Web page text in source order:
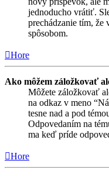
jednoducho vrátiť.
prechádzanie tím, že
spôsobom.
Hore
Ako môžem záložkovať
Môžete záložkovať
na odkaz v meno
tesne nad a pod
Odpovedaním na
ma keď príde
Hore